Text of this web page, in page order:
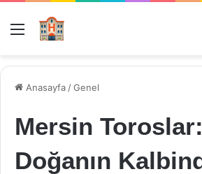
Menü
Anasayfa /Genel
Mersin Toroslar:
Doğanın